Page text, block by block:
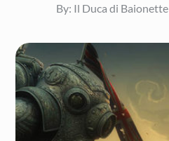
By: Il Duca di Baionette